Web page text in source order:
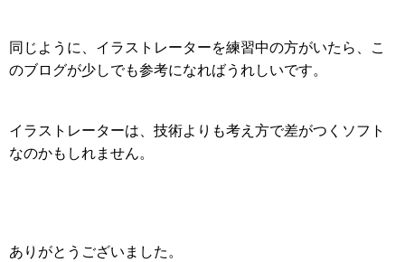
同じように、イラストレーターを練習中の方がいたら、 こ
のブログが少しでも参考になればうれしいです。
イラストレーターは、技術よりも考え方で差がつくソフト
なのかもしれません。
ありがとうございました。